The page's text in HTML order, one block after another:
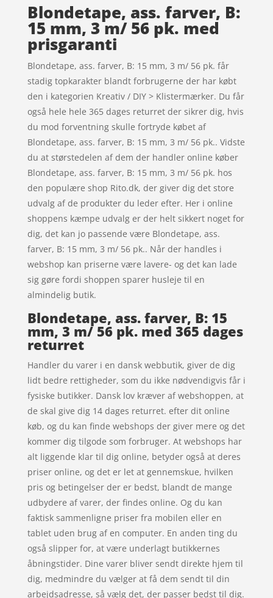
Blondetape, ass. farver, B:
15 mm, 3 m/ 56 pk. med
prisgaranti
Blondetape, ass. farver, B: 15 mm, 3 m/ 56 pk. får
stadig topkarakter blandt forbrugerne der har købt
den i kategorien Kreativ / DIY > Klistermærker. Du får
også hele hele 365 dages returret der sikrer dig, hvis
du mod forventning skulle fortryde købet af
Blondetape, ass. farver, B: 15 mm, 3 m/ 56 pk.. Vidste
du at størstedelen af dem der handler online køber
Blondetape, ass. farver, B: 15 mm, 3 m/ 56 pk. hos
den populære shop Rito.dk, der giver dig det store
udvalg af de produkter du leder efter. Her i online
shoppens kæmpe udvalg er der helt sikkert noget for
dig, det kan jo passende være Blondetape, ass.
farver, B: 15 mm, 3 m/ 56 pk.. Når der handles i
webshop kan priserne være lavere- og det kan lade
sig gøre fordi shoppen sparer husleje til en
almindelig butik.
Blondetape, ass. farver, B: 15
mm, 3 m/ 56 pk. med 365 dages
returret
Handler du varer i en dansk webbutik, giver de dig
lidt bedre rettigheder, som du ikke nødvendigvis får i
fysiske butikker. Dansk lov kræver af webshoppen, at
de skal give dig 14 dages returret. efter dit online
køb, og du kan finde webshops der giver mere og det
kommer dig tilgode som forbruger. At webshops har
alt liggende klar til dig online, betyder også at deres
priser online, og det er let at gennemskue, hvilken
pris og betingelser der er bedst, blandt de mange
udbydere af varer, der findes online. Og du kan
faktisk sammenligne priser fra mobilen eller en
tablet uden brug af en computer. En anden ting du
også slipper for, at være underlagt butikkernes
åbningstider. Dine varer bliver sendt direkte hjem til
dig, medmindre du vælger at få dem sendt til din
arbejdsadresse, så vælg det, der passer bedst til dig.